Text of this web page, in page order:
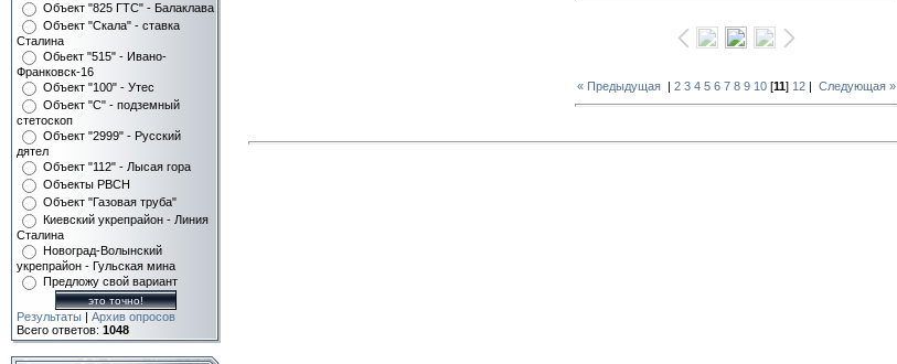
Объект "825 ГТС" - Балаклава
Объект "Скала" - ставка
Сталина
Обьект "515" - Ивано-
Франковск-16
Объект "100" - Утес
Объект "С" - подземный
стетоскоп
Объект "2999" - Русский
дятел
Объект "112" - Лысая гора
Объекты РВСН
Объект "Газовая труба"
Киевский укрепрайон - Линия
Сталина
Новоград-Волынский
укрепрайон - Гульская мина
Предложу свой вариант
Результаты | Архив опросов
Всего ответов: 1048
« Предыдущая| 2 3 4 5 6 7 8 9 10[11] 12| Следующая »